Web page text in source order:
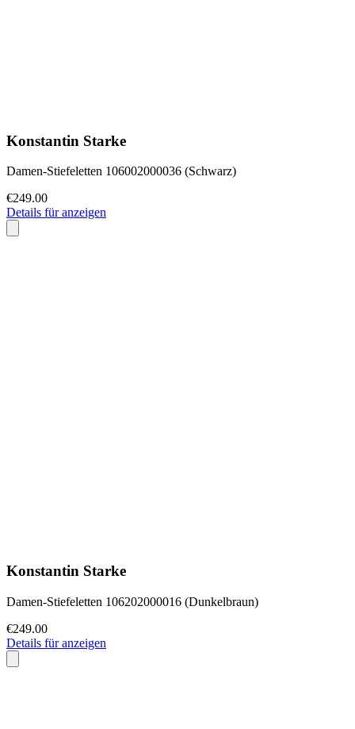
Konstantin Starke
Damen-Stiefeletten 106002000036 (Schwarz)
€249.00
Details für anzeigen
Konstantin Starke
Damen-Stiefeletten 106202000016 (Dunkelbraun)
€249.00
Details für anzeigen